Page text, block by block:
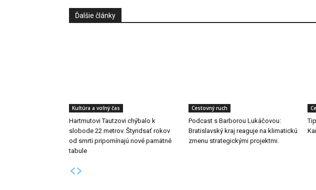
Ďalšie články
Kultúra a voľný čas
Hartmutovi Tautzovi chýbalo k
slobode 22 metrov. Štyridsať rokov
od smrti pripomínajú nové pamätné
tabule
Cestovný ruch
Podcast s Barborou Lukáčovou:
Bratislavský kraj reaguje na klimatickú
zmenu strategickými projektmi.